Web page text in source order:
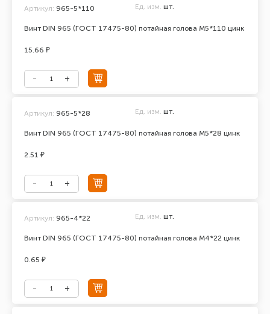
Винт DIN 965 (ГОСТ 17475-80) потайная голова М5*110 цинк
Артикул: 965-5*110 Ед. изм. шт.
15.66 ₽
Винт DIN 965 (ГОСТ 17475-80) потайная голова М5*28 цинк
Артикул: 965-5*28 Ед. изм. шт.
2.51 ₽
Винт DIN 965 (ГОСТ 17475-80) потайная голова М4*22 цинк
Артикул: 965-4*22 Ед. изм. шт.
0.65 ₽